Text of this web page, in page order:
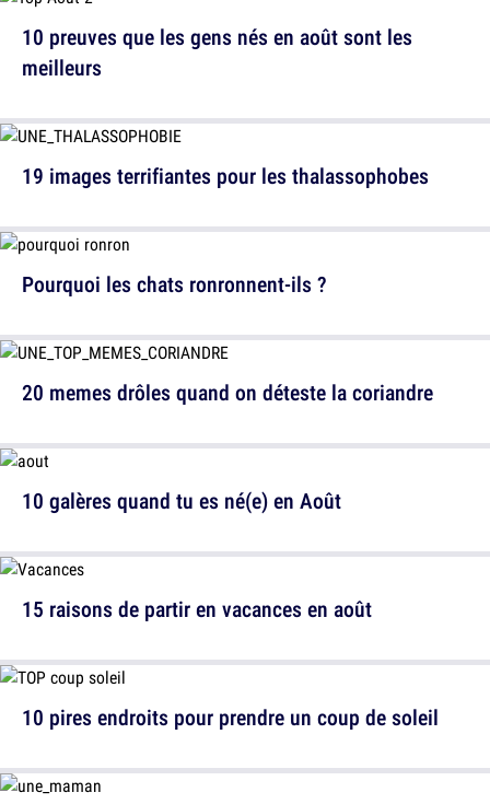
10 preuves que les gens nés en août sont les
meilleurs
Pourquoi les chats ronronnent-ils ?
10 galères quand tu es né(e) en Août
10 pires endroits pour prendre un coup de soleil
19 images terrifiantes pour les thalassophobes
20 memes drôles quand on déteste la coriandre
15 raisons de partir en vacances en août